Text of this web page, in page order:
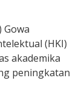
(HKI)
akademika
peningkatan